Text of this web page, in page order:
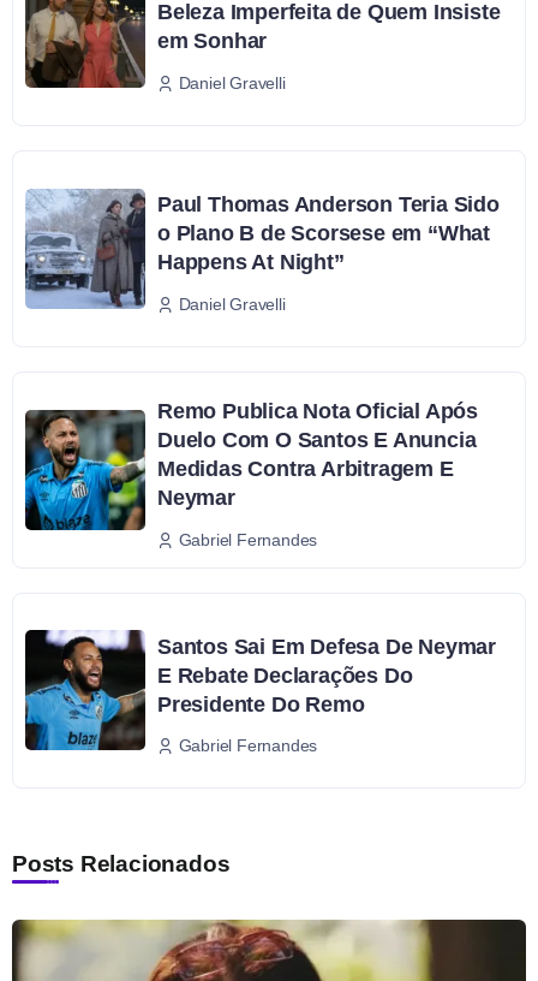
Beleza Imperfeita de Quem Insiste
em Sonhar
Daniel Gravelli
Paul Thomas Anderson Teria Sido
o Plano B de Scorsese em “What
Happens At Night”
Daniel Gravelli
Remo Publica Nota Oficial Após
Duelo Com O Santos E Anuncia
Medidas Contra Arbitragem E
Neymar
Gabriel Fernandes
Santos Sai Em Defesa De Neymar
E Rebate Declarações Do
Presidente Do Remo
Gabriel Fernandes
Posts Relacionados